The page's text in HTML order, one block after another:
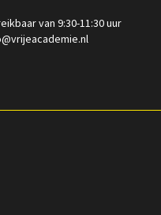
van 9:30-11:30 uur